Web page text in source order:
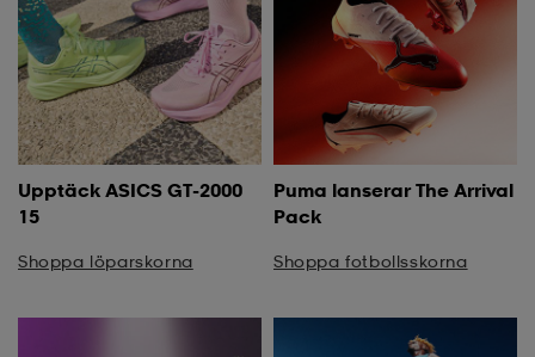
Upptäck ASICS GT-2000
15
Shoppa löparskorna
Puma lanserar The Arrival
Pack
Shoppa fotbollsskorna